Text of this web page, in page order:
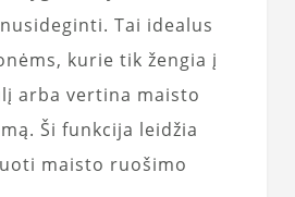
Tai idealus
kurie tik žengia į
arba vertina maisto
Ši funkcija leidžia
maisto ruošimo